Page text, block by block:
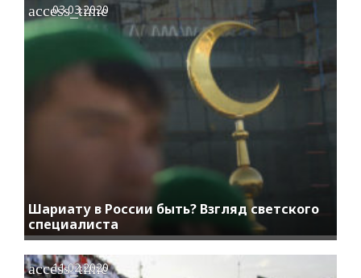
Шариату в России быть? Взгляд светского
специалиста
access_time
03.03.2020
access_time
11.02.2020